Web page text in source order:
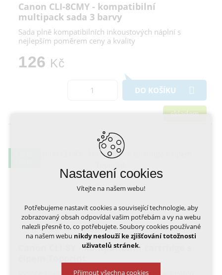
Canon CLI-8CMY - kompatibilní
multipack sada 3 barvy
Sada plně kompatibilních inkoustových náplní s
nejlepším poměrem ceny a kvality
126 Kč
DO KOŠÍKU
skladem
Canon CLI-8Y - kompatibilní cartridge s
Nastavení cookies
Vítejte na našem webu!
Potřebujeme nastavit cookies a související technologie, aby
zobrazovaný obsah odpovídal vašim potřebám a vy na webu
nalezli přesně to, co potřebujete. Soubory cookies používané
na našem webu nikdy neslouží ke zjišťování totožnosti
uživatelů stránek.
Přijmout všechna cookies